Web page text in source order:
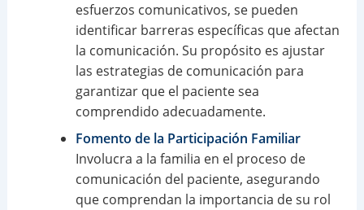
esfuerzos comunicativos, se pueden
identificar barreras específicas que afectan
la comunicación. Su propósito es ajustar
las estrategias de comunicación para
garantizar que el paciente sea
comprendido adecuadamente.
Fomento de la Participación Familiar
Involucra a la familia en el proceso de
comunicación del paciente, asegurando
que comprendan la importancia de su rol